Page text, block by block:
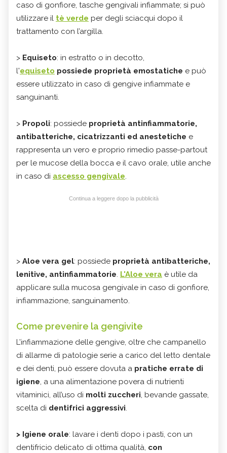
caso di gonfiore, tasche gengivali infiammate; si può
utilizzare il tè verde per degli sciacqui dopo il
trattamento con l’argilla.
> Equiseto: in estratto o in decotto,
l'equiseto possiede proprietà emostatiche e può
essere utilizzato in caso di gengive infiammate e
sanguinanti.
> Propoli: possiede proprietà antinfiammatorie,
antibatteriche, cicatrizzanti ed anestetiche e
rappresenta un vero e proprio rimedio passe-partout
per le mucose della bocca e il cavo orale, utile anche
in caso di ascesso gengivale.
Continua a leggere dopo la pubblicità
> Aloe vera gel: possiede proprietà antibatteriche,
lenitive, antinfiammatorie. L'Aloe vera è utile da
applicare sulla mucosa gengivale in caso di gonfiore,
infiammazione, sanguinamento.
Come prevenire la gengivite
L’infiammazione delle gengive, oltre che campanello
di allarme di patologie serie a carico del letto dentale
e dei denti, può essere dovuta a pratiche errate di
igiene, a una alimentazione povera di nutrienti
vitaminici, all’uso di molti zuccheri, bevande gassate,
scelta di dentifrici aggressivi.
> Igiene orale: lavare i denti dopo i pasti, con un
dentifricio delicato di ottima qualità, con